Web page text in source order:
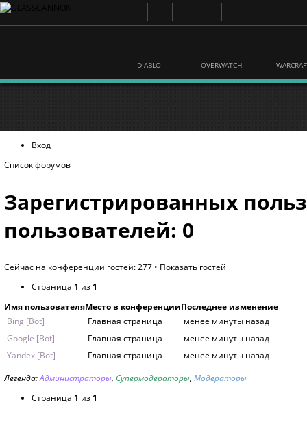
DIABLO OVERWATCH
Вход
Список форумов
Зарегистрированных
пользователей: 0
Сейчас на конференции гостей: 277 • Показать гостей
Страница 1 из 1
Имя пользователяМесто в конференцииПоследнее изменение
Bing [Bot]
Главная страница
менее минуты назад
Google [Bot]
Главная страница
менее минуты назад
Yandex [Bot]
Главная страница
менее минуты назад
Легенда:Администраторы, Супермодераторы, Модераторы
Страница 1 из 1